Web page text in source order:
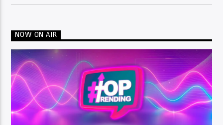
NOW ON AIR